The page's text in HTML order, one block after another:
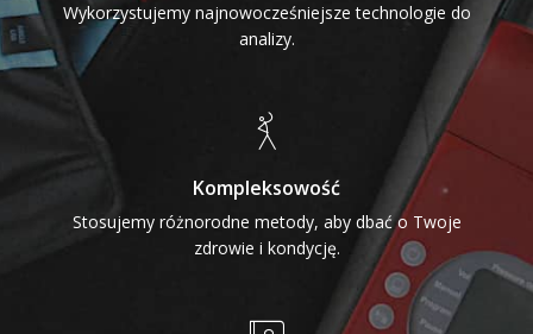
Wykorzystujemy najnowocześniejsze technologie do
analizy.
Kompleksowość
Stosujemy różnorodne metody, aby dbać o Twoje
zdrowie i kondycję.